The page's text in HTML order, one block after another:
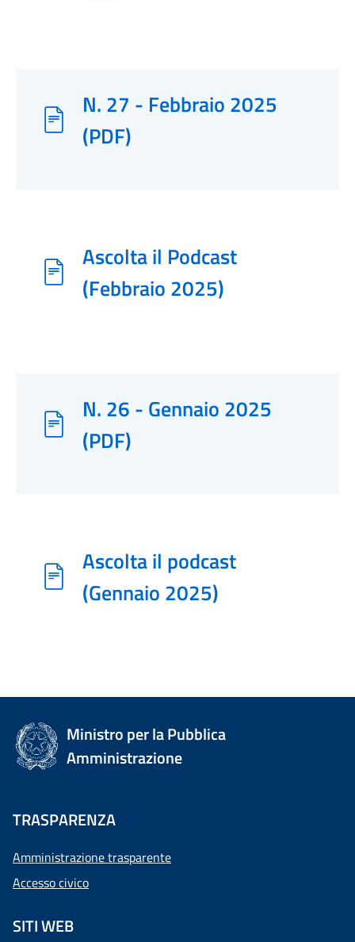
N. 27 - Febbraio 2025
(PDF)
Ascolta il Podcast
(Febbraio 2025)
N. 26 - Gennaio 2025
(PDF)
Ascolta il podcast
(Gennaio 2025)
Ministro per la Pubblica
Amministrazione
TRASPARENZA
Amministrazione trasparente
Accesso civico
SITI WEB